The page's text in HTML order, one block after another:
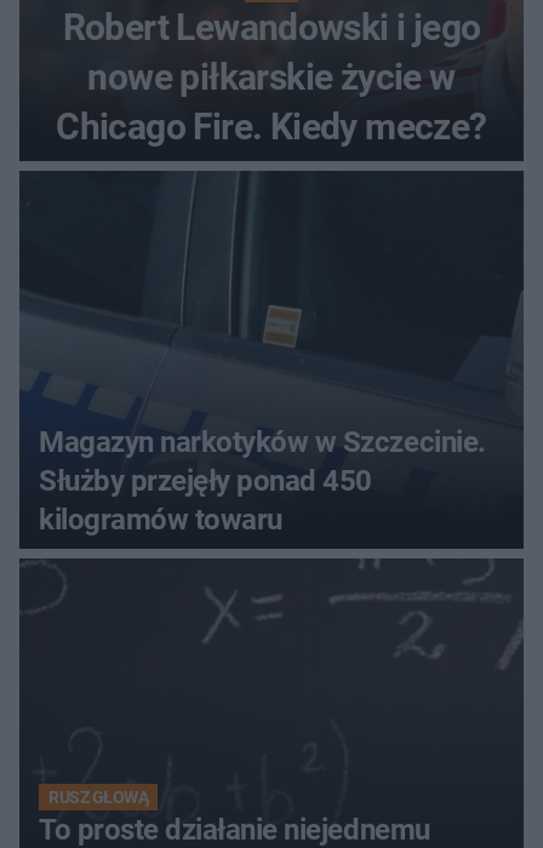
Robert Lewandowski i jego
nowe piłkarskie życie w
Chicago Fire. Kiedy mecze?
Magazyn narkotyków w Szczecinie.
Służby przejęły ponad 450
kilogramów towaru
RUSZ GŁOWĄ
To proste działanie niejednemu